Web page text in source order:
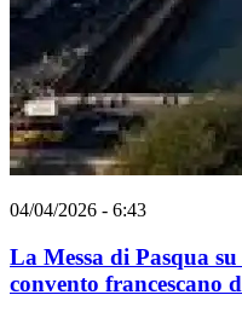
04/04/2026 - 6:43
La Messa di Pasqua
convento francescano